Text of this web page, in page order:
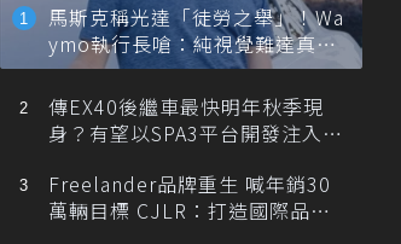
馬斯克稱光達「徒勞之舉」！Wa
ymo執行長嗆：純視覺難達真正
自動駕駛
傳EX40後繼車最快明年秋季現
身？有望以SPA3平台開發注入80
Freelander品牌重生 喊年銷30
萬輛目標 CJLR：打造國際品牌